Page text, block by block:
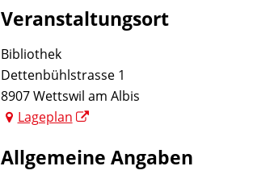
Veranstaltungsort
Bibliothek
Dettenbühlstrasse 1
8907 Wettswil am Albis
Lageplan
Allgemeine Angaben